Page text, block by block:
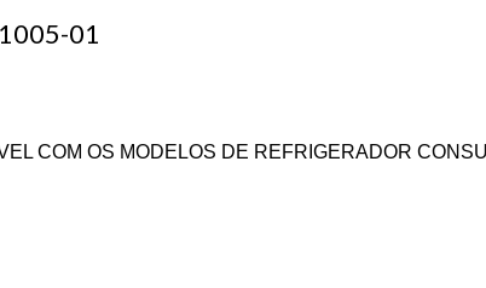
01
COM OS MODELOS DE REFRIGERADOR